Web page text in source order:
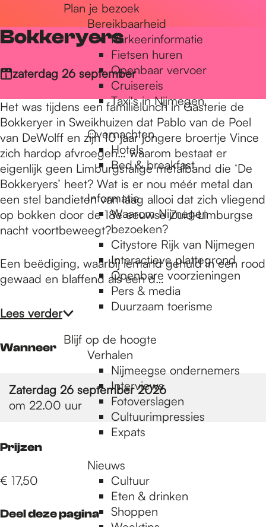
Plan je bezoek
Bereikbaarheid
Parkeerinformatie
Fietsen huren
Openbaar vervoer
Cruisereis
Taxi's in Nijmegen
Overnachten
Hotels
Bed & breakfast
Informatie
Waarom Nijmegen
bezoeken?
Citystore Rijk van Nijmegen
Interactieve plattegrond
Openbare voorzieningen
Pers & media
Duurzaam toerisme
Blijf op de hoogte
Verhalen
Nijmeegse ondernemers
Interviews
Fotoverslagen
Cultuurimpressies
Expats
Nieuws
Cultuur
Eten & drinken
Shoppen
Bokkeryers
zaterdag 26 september
Het was tijdens een familielunch in Gasterie de
Bokkeryer in Sweikhuizen dat Pablo van de Poel
van DeWolff en zijn 10 jaar jongere broertje Vince
zich hardop afvroegen… waarom bestaat er
eigenlijk geen Limburgstalige metalband die ‘De
Bokkeryers’ heet? Wat is er nou méér metal dan
een stel bandieten van laag allooi dat zich vliegend
op bokken door de 18e eeuwse Zuid-Limburgse
nacht voortbeweegt?
Een beëdiging, waarbij iemand gehuld in een rood
gewaad en blaffend als een d…
Lees verder
Wanneer
Zaterdag 26 september 2026
om 22.00 uur
Prijzen
€ 17,50
Deel deze pagina